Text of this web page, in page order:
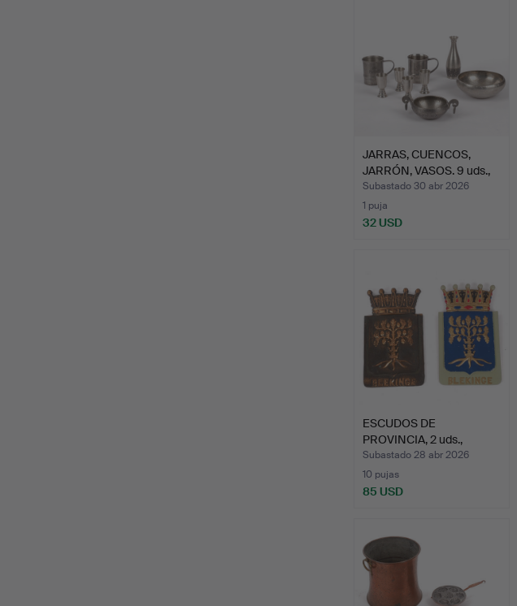
JARRAS, CUENCOS,
JARRÓN, VASOS. 9 uds.,
pe…
Subastado 30 abr 2026
1 puja
32 USD
ESCUDOS DE
PROVINCIA, 2 uds.,
"Blekinge", …
Subastado 28 abr 2026
10 pujas
85 USD